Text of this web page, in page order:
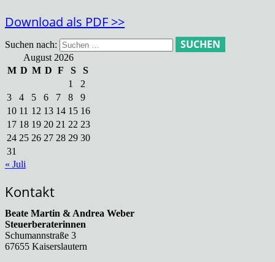
Download als PDF >>
Suchen nach:
August 2026
M D M D F S
S
1
2
3
4 5 6 7 8
9
10 11 12 13 14 15 16
17 18 19 20 21 22 23
24 25 26 27 28 29 30
31
« Juli
Kontakt
Beate Martin & Andrea Weber
Steuerberaterinnen
Schumannstraße 3
67655 Kaiserslautern